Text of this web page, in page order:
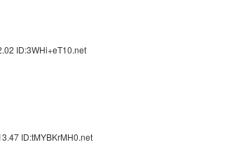
ID:3WHi+eT10.net
ID:tMYBKrMH0.net